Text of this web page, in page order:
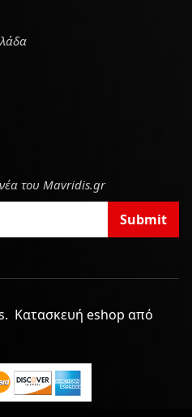
του Mavridis.gr
Submit
Κατασκευή eshop από